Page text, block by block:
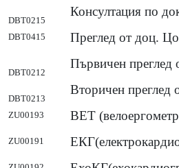
DBT0215
Консултация по
DBT0415 Преглед от доц.
DBT0212
Първичен преглед
DBT0213
Вторичен преглед
ZU00193 ВЕТ
ZU00191